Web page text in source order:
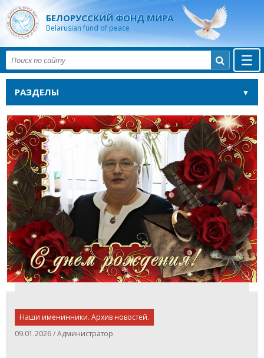
БЕЛОРУССКИЙ ФОНД МИРА
Belarusian fund of peace
☰

РАЗДЕЛЫ
Наши именинники. Архив новостей.
09.01.2026 / Администратор